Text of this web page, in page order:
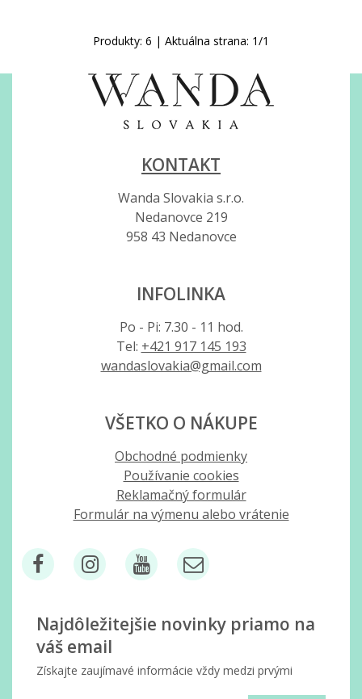
Produkty: 6 | Aktuálna strana: 1/1
KONTAKT
Wanda Slovakia s.r.o.
Nedanovce 219
958 43 Nedanovce
INFOLINKA
Po - Pi: 7.30 - 11 hod.
Tel: +421 917 145 193
wandaslovakia@gmail.com
VŠETKO O NÁKUPE
Obchodné podmienky
Používanie cookies
Reklamačný formulár
Formulár na výmenu alebo vrátenie
Najdôležitejšie novinky priamo na
váš email
Získajte zaujímavé informácie vždy medzi prvými